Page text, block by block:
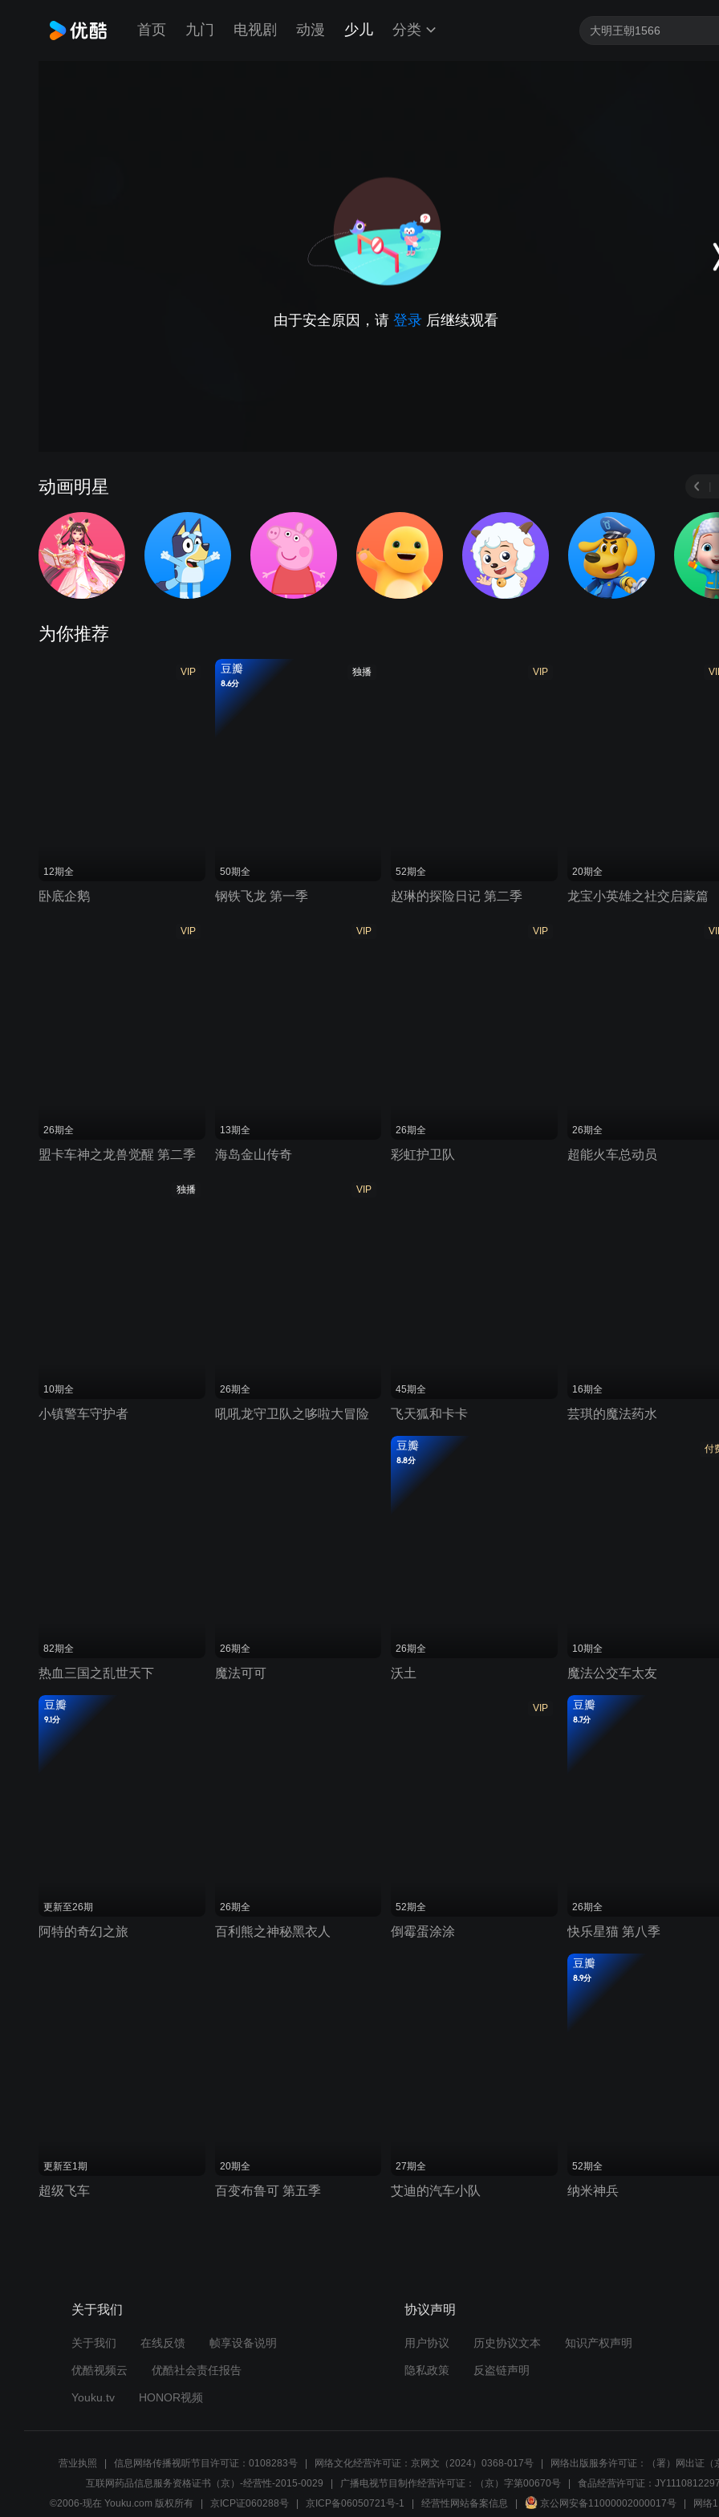
首页 九门 电视剧 动漫 少儿 分类
由于安全原因，请 登录 后继续观看
动画明星
为你推荐
VIP
12期全
卧底企鹅
独播
豆瓣
8.6分
50期全
钢铁飞龙 第一季
VIP
52期全
赵琳的探险日记 第二季
20期全
龙宝小英雄之社交启蒙篇
VIP
26期全
盟卡车神之龙兽觉醒 第二季
VIP
13期全
海岛金山传奇
VIP
26期全
彩虹护卫队
26期全
超能火车总动员
独播
10期全
小镇警车守护者
VIP
26期全
吼吼龙守卫队之哆啦大冒险
45期全
飞天狐和卡卡
16期全
芸琪的魔法药水
82期全
热血三国之乱世天下
26期全
魔法可可
豆瓣
8.8分
26期全
沃土
付
10期全
魔法公交车太友
豆瓣
9.1分
更新至26期
阿特的奇幻之旅
26期全
百利熊之神秘黑衣人
VIP
52期全
倒霉蛋涂涂
豆瓣
8.7分
26期全
快乐星猫 第八季
更新至1期
超级飞车
20期全
百变布鲁可 第五季
27期全
艾迪的汽车小队
豆瓣
8.9分
52期全
纳米神兵
关于我们
关于我们 在线反馈 帧享设备说明
优酷视频云 优酷社会责任报告
Youku.tv HONOR视频
协议声明
用户协议 历史协议文本 知识产权声明
隐私政策 反盗链声明
营业执照 信息网络传播视听节目许可证：0108283号 网络文化经营许可证：京网文（2024）0368-017号
网络出版服务许可证：（署）网出证（
互联网药品信息服务资格证书（京）-经营性-2015-0029
广播电视节目制作经营许可证：（京）字第00670号
食品经营许可证：
©2006-现在 Youku.com 版权所有
京ICP证060288号 京ICP备06050721号-1 经营性网站备案信息 京公网安备11000002000017号 网络